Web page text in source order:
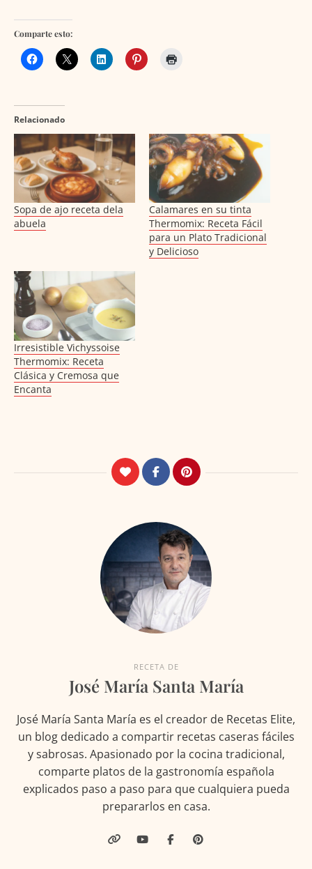
Comparte esto:
Relacionado
Sopa de ajo receta dela
abuela
Calamares en su tinta
Thermomix: Receta Fácil
para un Plato Tradicional
y Delicioso
Irresistible Vichyssoise
Thermomix: Receta
Clásica y Cremosa que
Encanta
RECETA DE
José María Santa María
José María Santa María es el creador de Recetas Elite,
un blog dedicado a compartir recetas caseras fáciles
y sabrosas. Apasionado por la cocina tradicional,
comparte platos de la gastronomía española
explicados paso a paso para que cualquiera pueda
prepararlos en casa.